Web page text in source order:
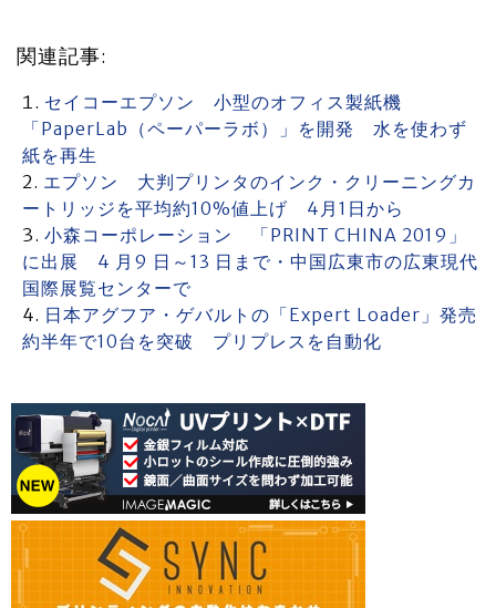
関連記事:
セイコーエプソン 小型のオフィス製紙機
「PaperLab（ペーパーラボ）」を開発 水を使わず
紙を再生
エプソン 大判プリンタのインク・クリーニングカ
ートリッジを平均約10%値上げ 4月1日から
小森コーポレーション 「PRINT CHINA 2019」
に出展 4 月9 日～13 日まで・中国広東市の広東現代
国際展覧センターで
日本アグフア・ゲバルトの「Expert Loader」発売
約半年で10台を突破 プリプレスを自動化